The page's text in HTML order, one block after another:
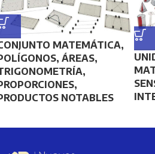
MATEMÁTICA,
ÁREAS,
NOTABLES